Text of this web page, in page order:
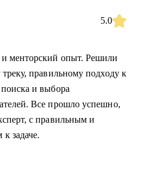
5.0
менторский опыт. Решили
правильному подходу к
и выбора
Все прошло успешно,
с правильным и
задаче.